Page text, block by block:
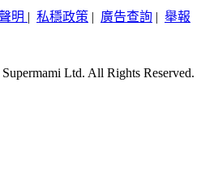
明 | 私穩政策 | 廣告查詢 | 舉報
Ltd. All Rights Reserved.